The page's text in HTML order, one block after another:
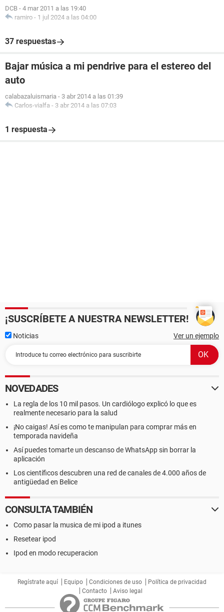
DCB - 4 mar 2011 a las 19:40
ramiro - 1 jul 2024 a las 04:00
37 respuestas
Bajar música a mi pendrive para el estereo del
auto
calabazaluismaria - 3 abr 2014 a las 01:39
Carlos-vialfa - 3 abr 2014 a las 07:03
1 respuesta
¡SUSCRÍBETE A NUESTRA NEWSLETTER!
Noticias Ver un ejemplo
NOVEDADES
La regla de los 10 mil pasos. Un cardiólogo explicó lo que es
realmente necesario para la salud
¡No caigas! Así es como te manipulan para comprar más en
temporada navideña
Así puedes tomarte un descanso de WhatsApp sin borrar la
aplicación
Los científicos descubren una red de canales de 4.000 años de
antigüedad en Belice
CONSULTA TAMBIÉN
Como pasar la musica de mi ipod a itunes
Resetear ipod
Ipod en modo recuperacion
Regístrate aquí Equipo Condiciones de uso
Política de privacidad
Contacto
Aviso legal